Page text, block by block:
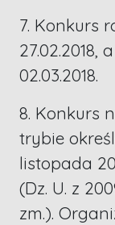
7. Konkurs
27.02.2018,
02.03.2018.
8. Konkurs
trybie
listopada
(Dz. U. z
zm.).